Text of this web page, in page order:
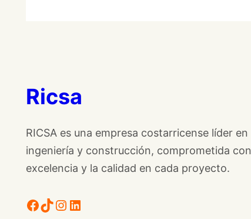
Ricsa
RICSA es una empresa costarricense líder en
ingeniería y construcción, comprometida
excelencia y la calidad en cada proyecto.
Facebook TikTok Instagram LinkedIn